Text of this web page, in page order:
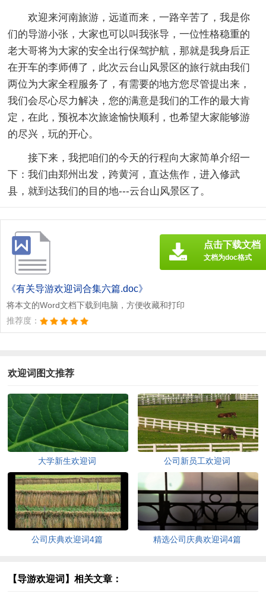
欢迎来河南旅游，远道而来，一路辛苦了，我是你
们的导游小张，大家也可以叫我张导，一位性格稳重的
老大哥将为大家的安全出行保驾护航，那就是我身后正
在开车的李师傅了，此次云台山风景区的旅行就由我们
两位为大家全程服务了，有需要的地方您尽管提出来，
我们会尽心尽力解决，您的满意是我们的工作的最大肯
定，在此，预祝本次旅途愉快顺利，也希望大家能够游
的尽兴，玩的开心。
接下来，我把咱们的今天的行程向大家简单介绍一
下：我们由郑州出发，跨黄河，直达焦作，进入修武
县，就到达我们的目的地---云台山风景区了。
《有关导游欢迎词合集六篇.doc》
将本文的Word文档下载到电脑，方便收藏和打印
推荐度：
点击下载文档
文档为doc格式
欢迎词图文推荐
大学新生欢迎词 公司新员工欢迎词
公司庆典欢迎词4篇 精选公司庆典欢迎词4篇
【导游欢迎词】相关文章：